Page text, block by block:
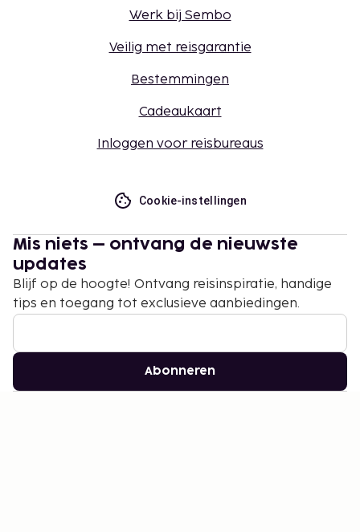
Werk bij Sembo
Veilig met reisgarantie
Bestemmingen
Cadeaukaart
Inloggen voor reisbureaus
Cookie-instellingen
Mis niets – ontvang de nieuwste
updates
Blijf op de hoogte! Ontvang reisinspiratie, handige
tips en toegang tot exclusieve aanbiedingen.
Abonneren